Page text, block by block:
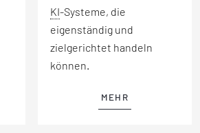
KI-Systeme, die
eigenständig und
zielgerichtet handeln
können.
MEHR